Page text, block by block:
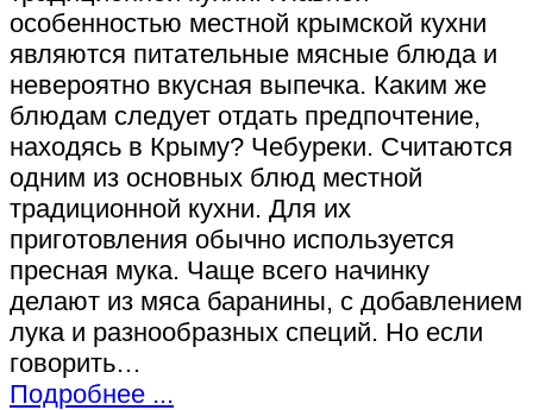
особенностью местной крымской кухни
являются питательные мясные блюда и
невероятно вкусная выпечка. Каким же
блюдам следует отдать предпочтение,
находясь в Крыму? Чебуреки. Считаются
одним из основных блюд местной
традиционной кухни. Для их
приготовления обычно используется
пресная мука. Чаще всего начинку
делают из мяса баранины, с добавлением
лука и разнообразных специй. Но если
говорить…
Подробнее ...